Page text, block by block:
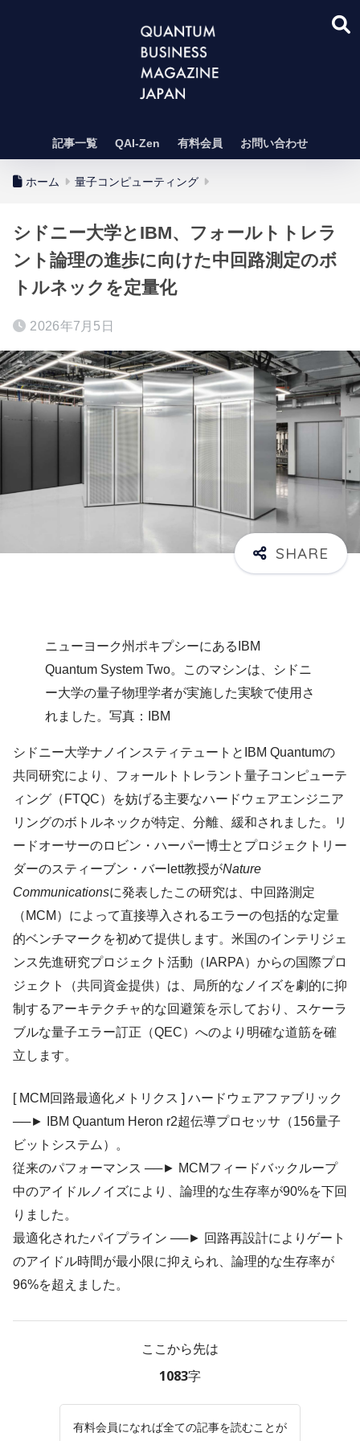
記事一覧 QAI-Zen 有料会員 お問い合わせ
ホーム 量子コンピューティング
シドニー大学とIBM、フォールトトレラ
ント論理の進歩に向けた中回路測定のボ
トルネックを定量化
2026年7月5日
ニューヨーク州ポキプシーにあるIBM
Quantum System Two。このマシンは、シドニ
ー大学の量子物理学者が実施した実験で使用さ
れました。写真：IBM
シドニー大学ナノインスティテュートとIBM Quantumの
共同研究により、フォールトトレラント量子コンピューテ
ィング（FTQC）を妨げる主要なハードウェアエンジニア
リングのボトルネックが特定、分離、緩和されました。リ
ードオーサーのロビン・ハーパー博士とプロジェクトリー
ダーのスティーブン・バーlett教授がNature
Communicationsに発表したこの研究は、中回路測定
（MCM）によって直接導入されるエラーの包括的な定量
的ベンチマークを初めて提供します。米国のインテリジェ
ンス先進研究プロジェクト活動（IARPA）からの国際プロ
ジェクト（共同資金提供）は、局所的なノイズを劇的に抑
制するアーキテクチャ的な回避策を示しており、スケーラ
ブルな量子エラー訂正（QEC）へのより明確な道筋を確
立します。
[ MCM回路最適化メトリクス ] ハードウェアファブリック
──► IBM Quantum Heron r2超伝導プロセッサ（156量子
ビットシステム）。
従来のパフォーマンス ──► MCMフィードバックループ
中のアイドルノイズにより、論理的な生存率が90%を下回
りました。
最適化されたパイプライン ──► 回路再設計によりゲート
のアイドル時間が最小限に抑えられ、論理的な生存率が
96%を超えました。
ここから先は
1083字
有料会員になれば全ての記事を読むことが